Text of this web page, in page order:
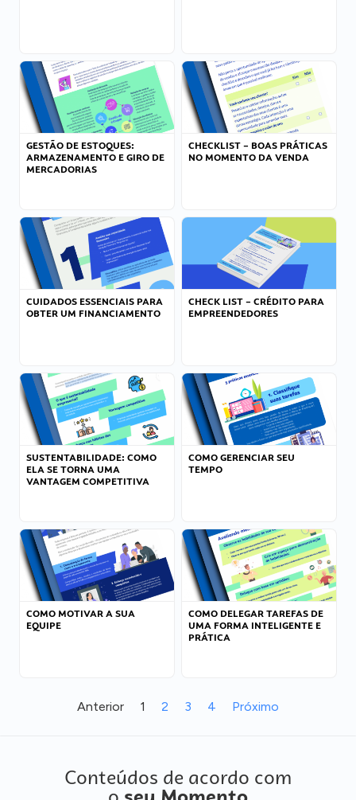
GESTÃO DE ESTOQUES:
ARMAZENAMENTO E GIRO DE
MERCADORIAS
CHECKLIST – BOAS PRÁTICAS
NO MOMENTO DA VENDA
CUIDADOS ESSENCIAIS PARA
OBTER UM FINANCIAMENTO
CHECK LIST – CRÉDITO PARA
EMPREENDEDORES
SUSTENTABILIDADE: COMO
ELA SE TORNA UMA
VANTAGEM COMPETITIVA
COMO GERENCIAR SEU
TEMPO
COMO MOTIVAR A SUA
EQUIPE
COMO DELEGAR TAREFAS DE
UMA FORMA INTELIGENTE E
PRÁTICA
Anterior 1 2 3 4 Próximo
Conteúdos de acordo com